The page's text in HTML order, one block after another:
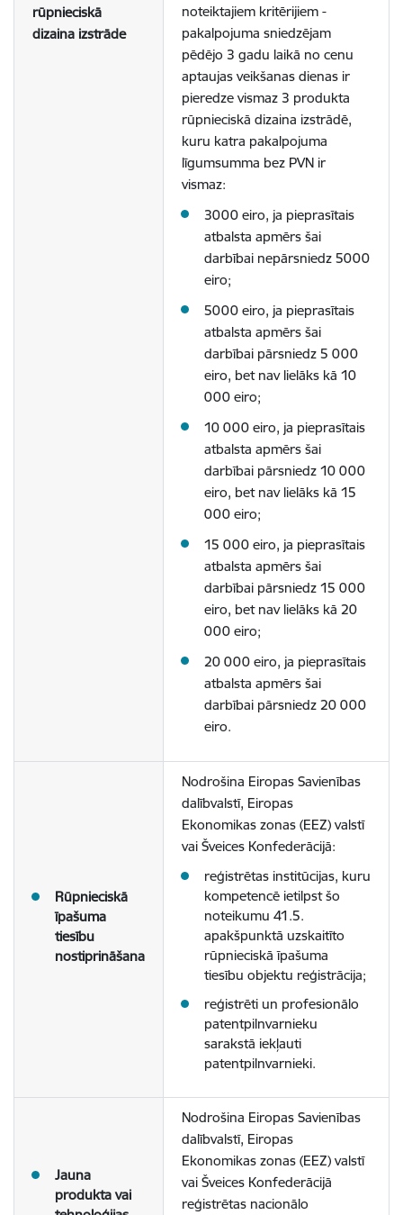
rūpnieciskā
dizaina izstrāde
noteiktajiem kritērijiem -
pakalpojuma sniedzējam
pēdējo 3 gadu laikā no cenu
aptaujas veikšanas dienas ir
pieredze vismaz 3 produkta
rūpnieciskā dizaina izstrādē,
kuru katra pakalpojuma
līgumsumma bez PVN ir
vismaz:
3000 eiro, ja pieprasītais
atbalsta apmērs šai
darbībai nepārsniedz 5000
eiro;
5000 eiro, ja pieprasītais
atbalsta apmērs šai
darbībai pārsniedz 5 000
eiro, bet nav lielāks kā 10
000 eiro;
10 000 eiro, ja pieprasītais
atbalsta apmērs šai
darbībai pārsniedz 10 000
eiro, bet nav lielāks kā 15
000 eiro;
15 000 eiro, ja pieprasītais
atbalsta apmērs šai
darbībai pārsniedz 15 000
eiro, bet nav lielāks kā 20
000 eiro;
20 000 eiro, ja pieprasītais
atbalsta apmērs šai
darbībai pārsniedz 20 000
eiro.
Rūpnieciskā
īpašuma
tiesību
nostiprināšana
Nodrošina Eiropas Savienības
dalībvalstī, Eiropas
Ekonomikas zonas (EEZ) valstī
vai Šveices Konfederācijā:
reģistrētas institūcijas, kuru
kompetencē ietilpst šo
noteikumu 41.5.
apakšpunktā uzskaitīto
rūpnieciskā īpašuma
tiesību objektu reģistrācija;
reģistrēti un profesionālo
patentpilnvarnieku
sarakstā iekļauti
patentpilnvarnieki.
Jauna
produkta vai
Nodrošina Eiropas Savienības
dalībvalstī, Eiropas
Ekonomikas zonas (EEZ) valstī
vai Šveices Konfederācijā
reģistrētas nacionālo